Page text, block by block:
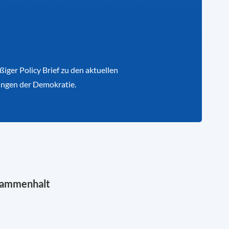
Policy Brief zu den aktuellen
der Demokratie.